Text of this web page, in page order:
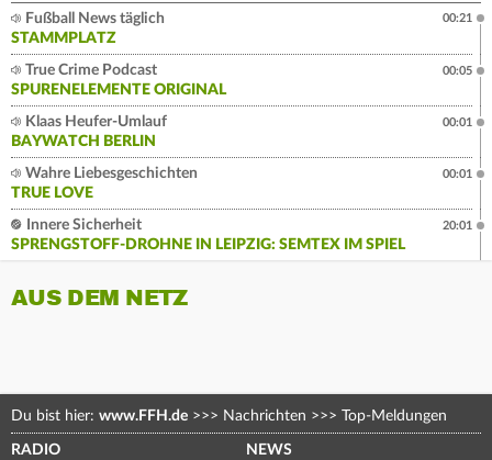
Fußball News täglich
STAMMPLATZ
00:21
True Crime Podcast
SPURENELEMENTE ORIGINAL
00:05
Klaas Heufer-Umlauf
BAYWATCH BERLIN
00:01
Wahre Liebesgeschichten
TRUE LOVE
00:01
Innere Sicherheit
SPRENGSTOFF-DROHNE IN LEIPZIG: SEMTEX IM SPIEL
20:01
AUS DEM NETZ
Du bist hier: www.FFH.de >>> Nachrichten >>> Top-Meldungen
RADIO NEWS